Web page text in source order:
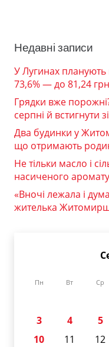
Недавні записи
У Лугинах
73,6% — до 81,24
Грядки вже
серпні й встигнути
Два будинки у
що отримають
Не тільки масло і
насиченого аромату
«Вночі лежала і
жителька
Пн Вт Ср
3
4 5
10
11 12